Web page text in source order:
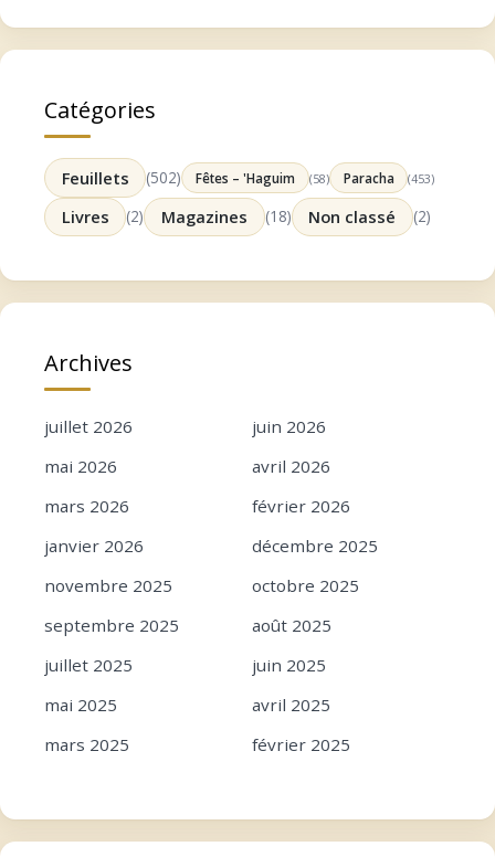
Catégories
Feuillets (502) Fêtes – 'Haguim (58) Paracha (453)
Livres (2) Magazines (18) Non classé (2)
Archives
juillet 2026
juin 2026
mai 2026
avril 2026
mars 2026
février 2026
janvier 2026
décembre 2025
novembre 2025
octobre 2025
septembre 2025
août 2025
juillet 2025
juin 2025
mai 2025
avril 2025
mars 2025
février 2025
novembre 2024
octobre 2024